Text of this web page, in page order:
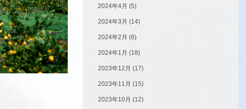
2024年4月 (5)
2024年3月 (14)
2024年2月 (6)
2024年1月 (18)
2023年12月 (17)
2023年11月 (15)
2023年10月 (12)